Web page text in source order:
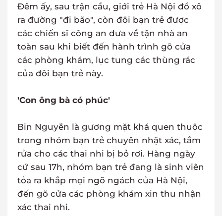
Đêm ấy, sau trận cầu, giới trẻ Hà Nội đổ xô
ra đường "đi bão", còn đôi bạn trẻ được
các chiến sĩ công an đưa về tận nhà an
toàn sau khi biết đến hành trình gõ cửa
các phòng khám, lục tung các thùng rác
của đôi bạn trẻ này.
'Con ông bà có phúc'
Bin Nguyễn là gương mặt khá quen thuộc
trong nhóm bạn trẻ chuyên nhặt xác, tắm
rửa cho các thai nhi bị bỏ rơi. Hàng ngày
cứ sau 17h, nhóm bạn trẻ đang là sinh viên
tỏa ra khắp mọi ngõ ngách của Hà Nội,
đến gõ cửa các phòng khám xin thu nhận
xác thai nhi.